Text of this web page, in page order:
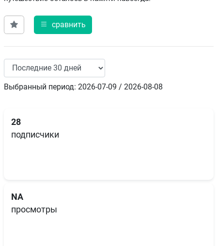
сравнить
Выбранный период: 2026-07-09 / 2026-08-08
28
подписчики
NA
просмотры